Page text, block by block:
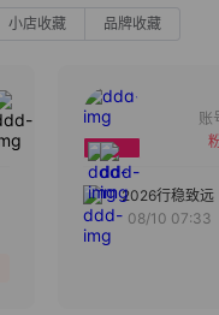
小店收藏 品牌收藏
2026行稳致远
08/10 07:33